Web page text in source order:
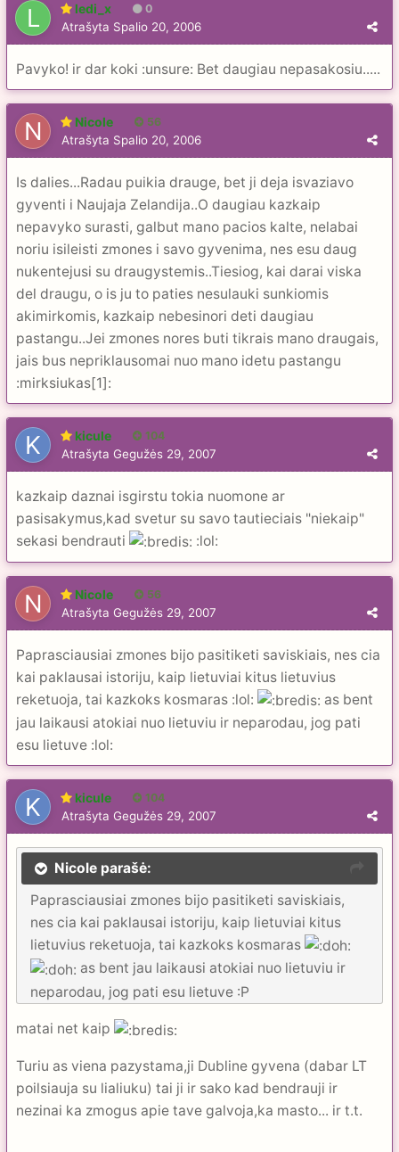
ledi_x 0
Atrašyta Spalio 20, 2006
Pavyko! ir dar koki :unsure: Bet daugiau nepasakosiu.....
Nicole 56
Atrašyta Spalio 20, 2006
Is dalies...Radau puikia drauge, bet ji deja isvaziavo
gyventi i Naujaja Zelandija..O daugiau kazkaip
nepavyko surasti, galbut mano pacios kalte, nelabai
noriu isileisti zmones i savo gyvenima, nes esu daug
nukentejusi su draugystemis..Tiesiog, kai darai viska
del draugu, o is ju to paties nesulauki sunkiomis
akimirkomis, kazkaip nebesinori deti daugiau
pastangu..Jei zmones nores buti tikrais mano draugais,
jais bus nepriklausomai nuo mano idetu pastangu
:mirksiukas[1]:
kicule 104
Atrašyta Gegužės 29, 2007
kazkaip daznai isgirstu tokia nuomone ar
pasisakymus,kad svetur su savo tautieciais "niekaip"
sekasi bendrauti
:lol:
Nicole 56
Atrašyta Gegužės 29, 2007
Paprasciausiai zmones bijo pasitiketi saviskiais, nes cia
kai paklausai istoriju, kaip lietuviai kitus lietuvius
reketuoja, tai kazkoks kosmaras :lol:
as bent
jau laikausi atokiai nuo lietuviu ir neparodau, jog pati
esu lietuve :lol:
kicule 104
Atrašyta Gegužės 29, 2007
Nicole parašė:
Paprasciausiai zmones bijo pasitiketi saviskiais,
nes cia kai paklausai istoriju, kaip lietuviai kitus
lietuvius reketuoja, tai kazkoks kosmaras
as bent jau laikausi atokiai nuo lietuviu ir
neparodau, jog pati esu lietuve :P
matai net kaip
Turiu as viena pazystama,ji Dubline gyvena (dabar LT
poilsiauja su lialiuku) tai ji ir sako kad bendrauji ir
nezinai ka zmogus apie tave galvoja,ka masto... ir t.t.